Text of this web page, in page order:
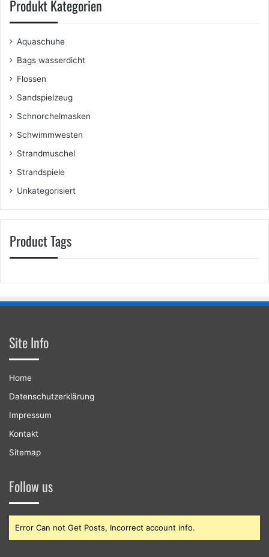
Produkt Kategorien
Aquaschuhe
Bags wasserdicht
Flossen
Sandspielzeug
Schnorchelmasken
Schwimmwesten
Strandmuschel
Strandspiele
Unkategorisiert
Product Tags
Site Info
Home
Datenschutzerklärung
Impressum
Kontakt
Sitemap
Follow us
Error Can not Get Posts, Incorrect account info.